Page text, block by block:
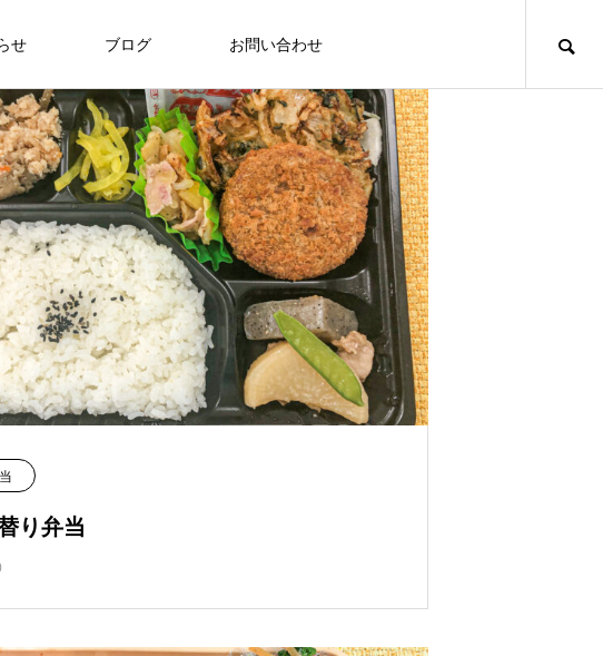
せ ブログ お問い合わせ
食づくり
Thoughts on
food
食づくり
「いたの88サロン」毎月第２火曜日に
定期開催
ア
食への知識
り弁当